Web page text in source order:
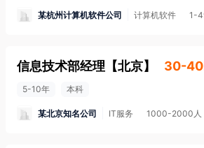
某杭州计算机软件公司 计算机软件 1-
信息技术部经理 【北京】 30-
5-10年 本科
某北京知名公司 IT服务 1000-2000人